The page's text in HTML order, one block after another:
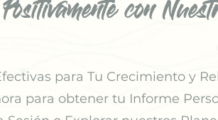
con
para Tu Crecimiento y
para obtener tu Informe